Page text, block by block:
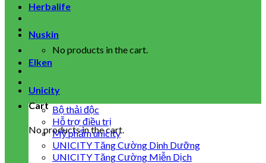
No products in the cart.
Cart
No products in the cart.
Herbalife
Nuskin
Elken
Unicity
Bộ thải độc
Hỗ trợ điều trị
Mỹ phẩm unicity
UNICITY Tăng Cường Dinh Dưỡng
UNICITY Tăng Cường Miễn Dịch